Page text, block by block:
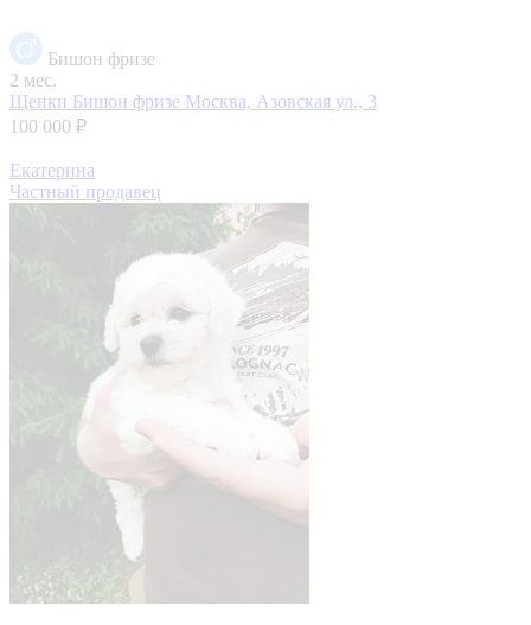
Бишон фризе
2 мес.
Щенки Бишон фризе Москва, Азовская ул., 3
100 000 ₽
Екатерина
Частный продавец